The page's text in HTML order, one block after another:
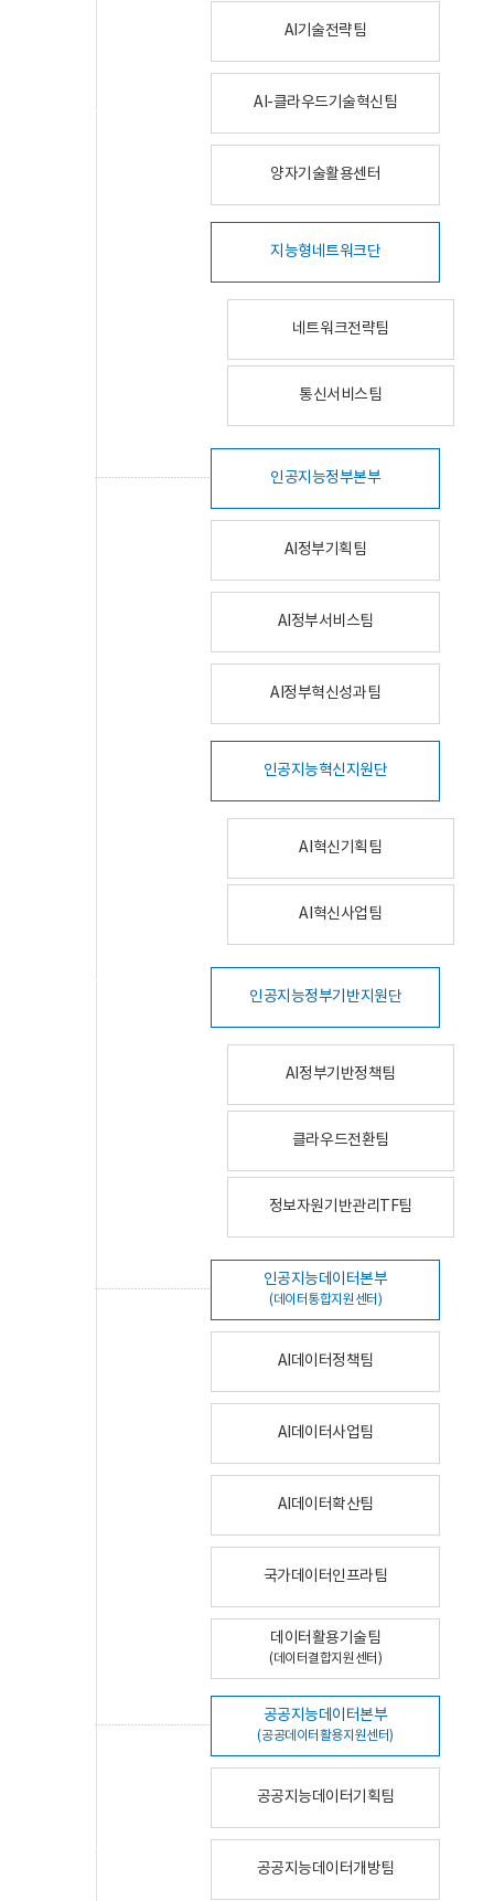
AI기술전략팀
AI-클라우드기술혁신팀
양자기술활용센터
지능형네트워크단
네트워크전략팀
통신서비스팀
인공지능정부본부
AI정부기획팀
AI정부서비스팀
AI정부혁신성과팀
인공지능혁신지원단
AI혁신기획팀
AI혁신사업팀
인공지능정부기반지원단
AI정부기반정책팀
클라우드전환팀
정보자원기반관리TF팀
인공지능데이터본부
(데이터통합지원센터)
AI데이터정책팀
AI데이터사업팀
AI데이터확산팀
국가데이터인프라팀
데이터활용기술팀
(데이터결합지원센터)
공공지능데이터본부
(공공데이터활용지원센터)
공공지능데이터기획팀
공공지능데이터개방팀